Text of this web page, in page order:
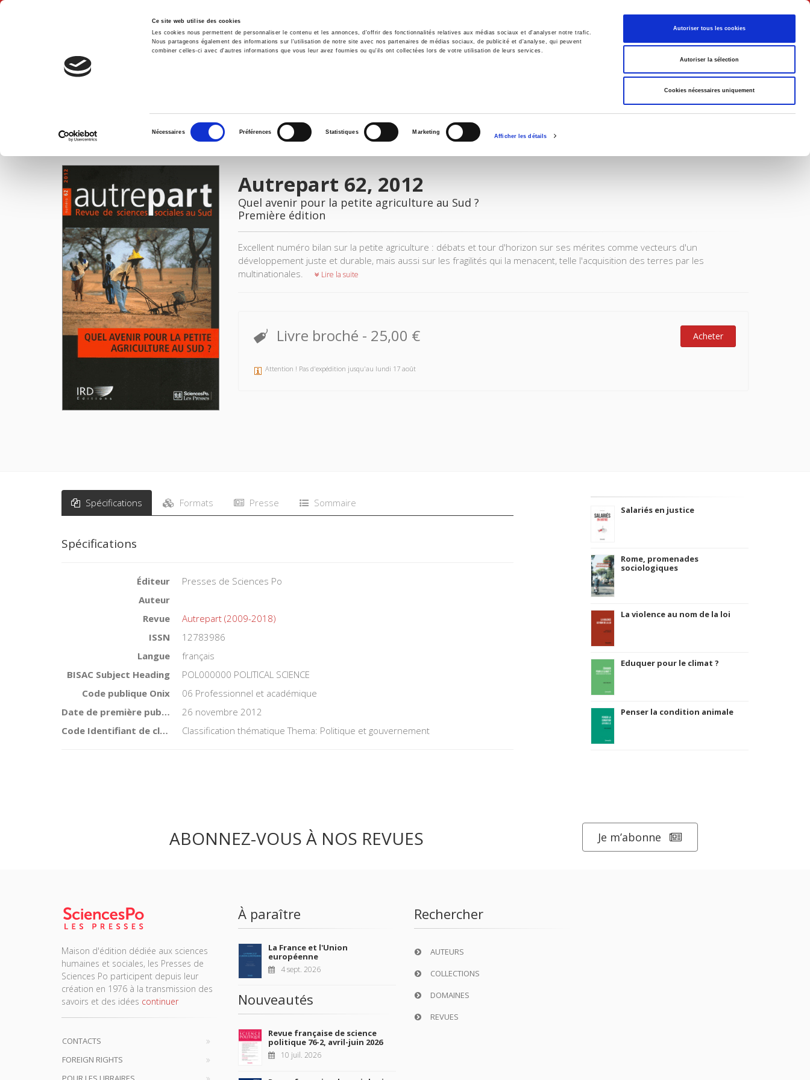
Ce site web utilise des cookies
Les cookies nous permettent de personnaliser le contenu et les annonces, d'offrir des fonctionnalités relatives aux médias sociaux et d'analyser notre trafic.
Nous partageons également des informations sur l'utilisation de notre site avec nos partenaires de médias sociaux, de publicité et d'analyse, qui peuvent
combiner celles-ci avec d'autres informations que vous leur avez fournies ou qu'ils ont collectées lors de votre utilisation de leurs services.
consentement
Nécessaires Préférences Statistiques Marketing
Afficher les détails
Autoriser tous les cookies
Autoriser la sélection
Cookies nécessaires uniquement
Français
Accueil Environnement Histoire International
IMAGES
Autrepart 62, 2012
Quel avenir pour la petite agriculture au Sud ?
Première édition
Excellent numéro bilan sur la petite agriculture : débats et tour d'horizon sur ses mérites comme vecteurs d'un
développement juste et durable, mais aussi sur les fragilités qui la menacent, telle l'acquisition des terres par les
multinationales.
Lire la suite
Livre broché - 25,00 € Acheter
Attention ! Pas d'expédition jusqu'au lundi 17 août
Spécifications Formats Presse Sommaire
Spécifications
Éditeur
Presses de Sciences Po
Auteur
Revue
Autrepart (2009-2018)
ISSN
12783986
Langue
français
BISAC Subject Heading
POL000000 POLITICAL SCIENCE
Code publique Onix
06 Professionnel et académique
Date de première publication du titre
26 novembre 2012
Code Identifiant de classement sujet
Classification thématique Thema: Politique et gouvernement
Salariés en justice
Rome, promenades
sociologiques
La violence au nom de la loi
Eduquer pour le climat ?
Penser la condition animale
ABONNEZ-VOUS À NOS REVUES Je m’abonne
Maison d'édition dédiée aux sciences
humaines et sociales, les Presses de
Sciences Po participent depuis leur
création en 1976 à la transmission des
savoirs et des idées continuer
CONTACTS
FOREIGN RIGHTS
À paraître
La France et l'Union
européenne
4 sept. 2026
Nouveautés
Revue française de science
politique 76-2, avril-juin 2026
10 juil. 2026
Rechercher
AUTEURS
COLLECTIONS
DOMAINES
REVUES